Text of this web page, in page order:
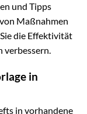
und Tipps
Maßnahmen
die Effektivität
verbessern.
in
in vorhandene